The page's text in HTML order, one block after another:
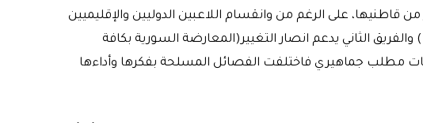
على الرغم من وانقسام اللاعبين الدوليين والإقليميين
الثاني يدعم انصار التغيير(المعارضة السورية بكافة
مطلب جماهيري فاختلفت الفصائل المسلحة بفكرها وأداءها